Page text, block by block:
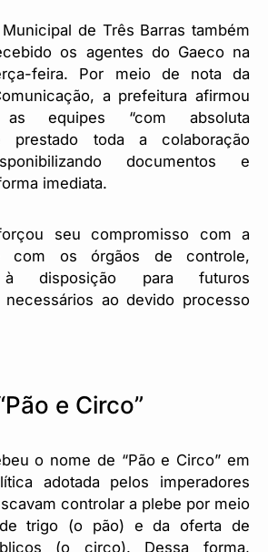
de Três Barras também
os agentes do Gaeco na
feira. Por meio de nota da
a prefeitura afirmou
equipes “com absoluta
prestado toda a colaboração
documentos e
imediata.
seu compromisso com a
com os órgãos de controle,
à disposição para futuros
necessários ao devido processo
e Circo”
o nome de “Pão e Circo” em
adotada pelos imperadores
controlar a plebe por meio
trigo (o pão) e da oferta de
(o circo). Dessa forma,